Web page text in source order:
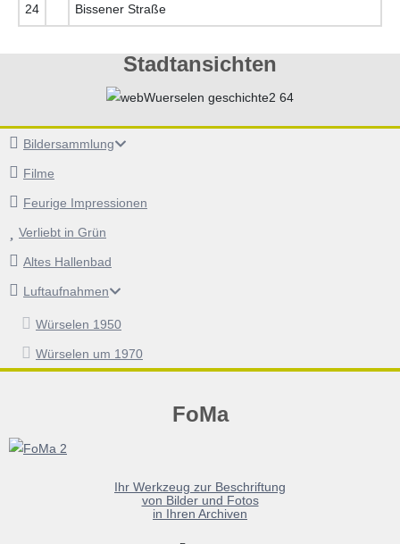
Stadtansichten
Bildersammlung
Filme
Feurige Impressionen
Verliebt in Grün
Altes Hallenbad
Luftaufnahmen
Würselen 1950
Würselen um 1970
FoMa
Ihr Werkzeug zur Beschriftung
von Bilder und Fotos
in Ihren Archiven
24 Bissener Straße